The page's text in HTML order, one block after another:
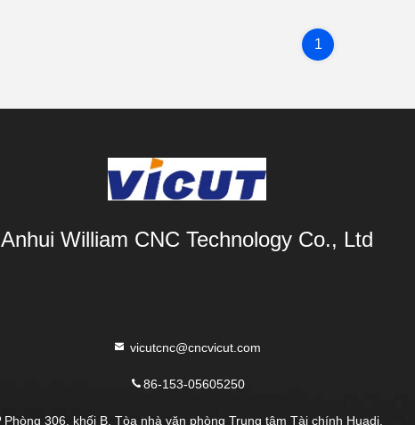
1
Anhui William CNC Technology Co., Ltd
vicutcnc@cncvicut.com
86-153-05605250
Phòng 306, khối B, Tòa nhà văn phòng Trung tâm Tài chính Huadi,